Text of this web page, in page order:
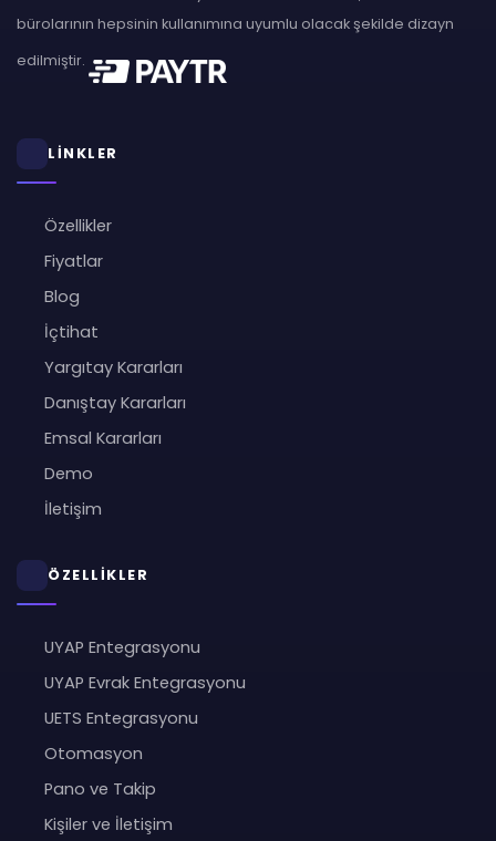
bürolarının hepsinin kullanımına uyumlu olacak şekilde dizayn
edilmiştir.
LİNKLER
Özellikler
Fiyatlar
Blog
İçtihat
Yargıtay Kararları
Danıştay Kararları
Emsal Kararları
Demo
İletişim
ÖZELLİKLER
UYAP Entegrasyonu
UYAP Evrak Entegrasyonu
UETS Entegrasyonu
Otomasyon
Pano ve Takip
Kişiler ve İletişim